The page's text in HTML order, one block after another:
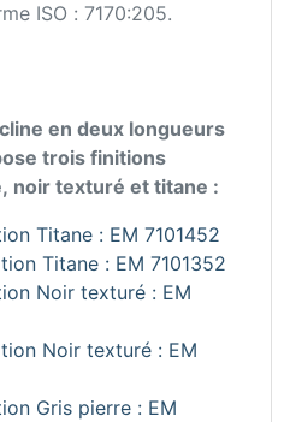
ISO : 7170:205.
en deux longueurs
trois finitions
noir texturé et titane :
Titane : EM 7101452
Titane : EM 7101352
Noir texturé : EM
Noir texturé : EM
Gris pierre : EM